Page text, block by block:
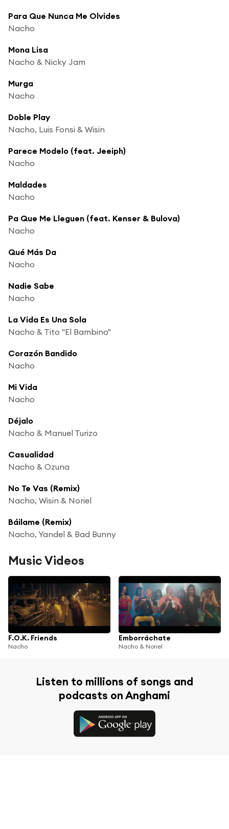
Para Que Nunca Me Olvides
Nacho
Mona Lisa
Nacho & Nicky Jam
Murga
Nacho
Doble Play
Nacho, Luis Fonsi & Wisin
Parece Modelo (feat. Jeeiph)
Nacho
Maldades
Nacho
Pa Que Me Lleguen (feat. Kenser & Bulova)
Nacho
Qué Más Da
Nacho
Nadie Sabe
Nacho
La Vida Es Una Sola
Nacho & Tito "El Bambino"
Corazón Bandido
Nacho
Mi Vida
Nacho
Déjalo
Nacho & Manuel Turizo
Casualidad
Nacho & Ozuna
No Te Vas (Remix)
Nacho, Wisin & Noriel
Báilame (Remix)
Nacho, Yandel & Bad Bunny
Music Videos
F.O.K. Friends
Nacho
Emborráchate
Nacho & Noriel
Listen to millions of songs and
podcasts on Anghami